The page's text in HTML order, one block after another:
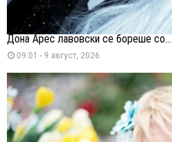
Дона Арес лавовски се бореше со...
09:01 - 9 август, 2026